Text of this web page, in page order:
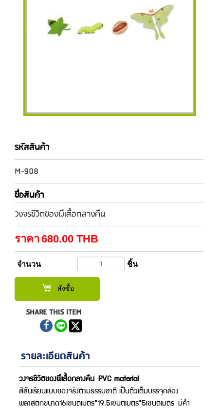
รหัสสินค้า
M-908
ชื่อสินค้า
วงจรชีวิตของผึเสื้อกลางคืน
ราคา680.00 THB
จำนวน ชิ้น
สั่งซื้อ
SHARE THIS ITEM
รายละเอียดสินค้า
วงจรชีวิตของผึเสื้อกลางคืน
PVC material
สีสันเรียนแบบของจริงตามธรรมชาติ เป็นตัวเต็มบรรจุกล่อง
พลาสติกขนาด16เซนติเมตร*19.5เซนติเมตร*5เซนติเมตร มีคำ